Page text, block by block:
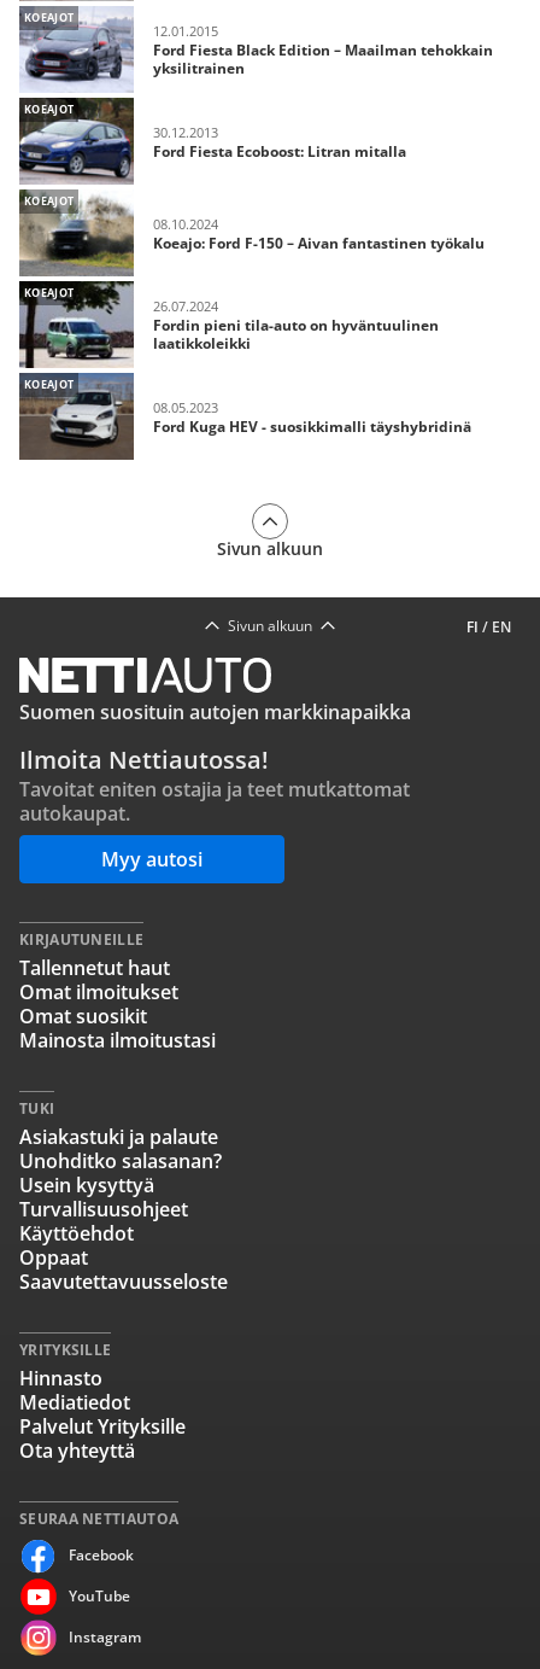
KOEAJOT
12.01.2015
Ford Fiesta Black Edition – Maailman tehokkain
yksilitrainen
KOEAJOT
30.12.2013
Ford Fiesta Ecoboost: Litran mitalla
KOEAJOT
08.10.2024
Koeajo: Ford F-150 – Aivan fantastinen työkalu
KOEAJOT
26.07.2024
Fordin pieni tila-auto on hyväntuulinen
laatikkoleikki
KOEAJOT
08.05.2023
Ford Kuga HEV - suosikkimalli täyshybridinä
Sivun alkuun
FI / EN
Sivun alkuun
Suomen suosituin autojen markkinapaikka
Ilmoita Nettiautossa!
Tavoitat eniten ostajia ja teet mutkattomat
autokaupat.
Myy autosi
SEURAA NETTIAUTOA
Facebook
YouTube
Instagram
KIRJAUTUNEILLE
Tallennetut haut
Omat ilmoitukset
Omat suosikit
Mainosta ilmoitustasi
TUKI
Asiakastuki ja palaute
Unohditko salasanan?
Usein kysyttyä
Turvallisuusohjeet
Käyttöehdot
Oppaat
Saavutettavuusseloste
YRITYKSILLE
Hinnasto
Mediatiedot
Palvelut Yrityksille
Ota yhteyttä